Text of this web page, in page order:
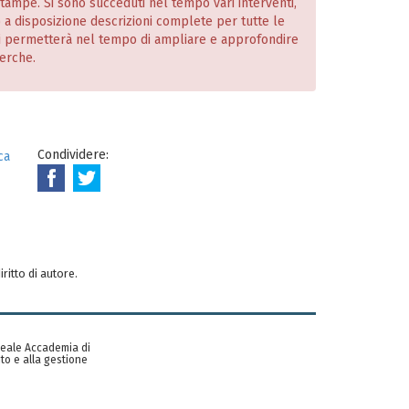
Si sono succeduti nel tempo vari interventi,
disposizione descrizioni complete per tutte le
permetterà nel tempo di ampliare e approfondire
Condividere:
di autore.
Accademia di
e alla gestione